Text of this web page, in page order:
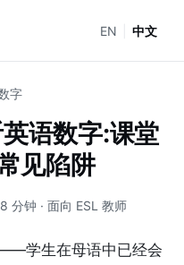
EN 中文
字
语数字:课堂
见陷阱
分钟 · 面向 ESL 教师
学生在母语中已经会